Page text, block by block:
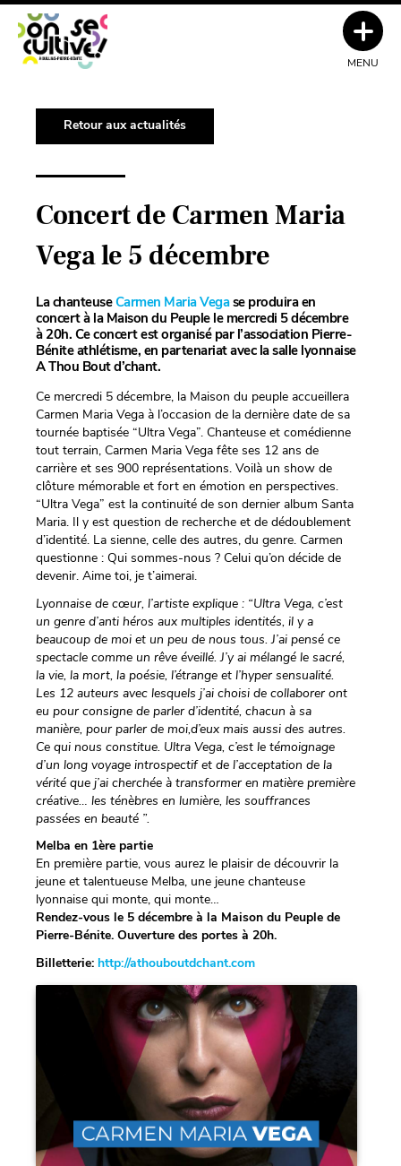
Retour aux actualités
Concert de Carmen Maria
Vega le 5 décembre
La chanteuse Carmen Maria Vega se produira en
concert à la Maison du Peuple le mercredi 5 décembre
à 20h. Ce concert est organisé par l’association Pierre-
Bénite athlétisme, en partenariat avec la salle lyonnaise
A Thou Bout d’chant.
Ce mercredi 5 décembre, la Maison du peuple accueillera
Carmen Maria Vega à l’occasion de la dernière date de sa
tournée baptisée “Ultra Vega”. Chanteuse et comédienne
tout terrain, Carmen Maria Vega fête ses 12 ans de
carrière et ses 900 représentations. Voilà un show de
clôture mémorable et fort en émotion en perspectives.
“Ultra Vega” est la continuité de son dernier album Santa
Maria. Il y est question de recherche et de dédoublement
d’identité. La sienne, celle des autres, du genre. Carmen
questionne : Qui sommes-nous ? Celui qu’on décide de
devenir. Aime toi, je t’aimerai.
Lyonnaise de cœur, l’artiste explique : “Ultra Vega, c’est
un genre d’anti héros aux multiples identités, il y a
beaucoup de moi et un peu de nous tous. J’ai pensé ce
spectacle comme un rêve éveillé. J’y ai mélangé le sacré,
la vie, la mort, la poésie, l’étrange et l’hyper sensualité.
Les 12 auteurs avec lesquels j’ai choisi de collaborer ont
eu pour consigne de parler d’identité, chacun à sa
manière, pour parler de moi,d’eux mais aussi des autres.
Ce qui nous constitue. Ultra Vega, c’est le témoignage
d’un long voyage introspectif et de l’acceptation de la
vérité que j’ai cherchée à transformer en matière première
créative… les ténèbres en lumière, les souffrances
passées en beauté ”.
Melba en 1ère partie
En première partie, vous aurez le plaisir de découvrir la
jeune et talentueuse Melba, une jeune chanteuse
lyonnaise qui monte, qui monte…
Rendez-vous le 5 décembre à la Maison du Peuple de
Pierre-Bénite. Ouverture des portes à 20h.
Billetterie: http://athouboutdchant.com
MENU